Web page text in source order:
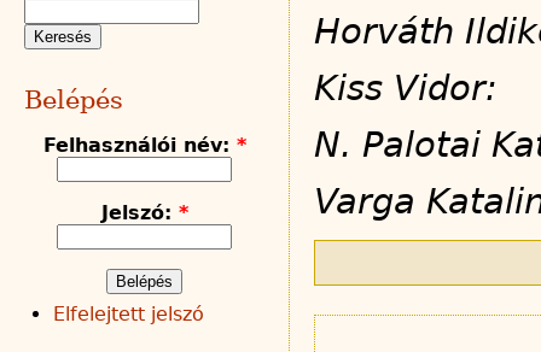
Horváth
Kiss
N.
Varga
Belépés
Felhasználói név: *
Jelszó: *
Elfelejtett jelszó